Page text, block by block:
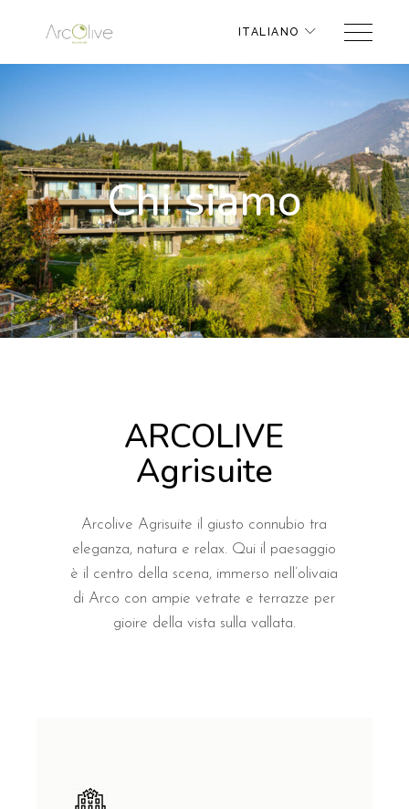
ITALIANO
Chi siamo
ARCOLIVE
Agrisuite
Arcolive Agrisuite il giusto connubio tra
eleganza, natura e relax. Qui il paesaggio
è il centro della scena, immerso nell’olivaia
di Arco con ampie vetrate e terrazze per
gioire della vista sulla vallata.